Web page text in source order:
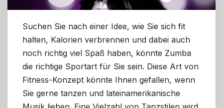
Suchen Sie nach einer Idee, wie Sie sich fit
halten, Kalorien verbrennen und dabei auch
noch richtig viel Spaß haben, könnte Zumba
die richtige Sportart für Sie sein. Diese Art von
Fitness-Konzept könnte Ihnen gefallen, wenn
Sie gerne tanzen und lateinamerikanische